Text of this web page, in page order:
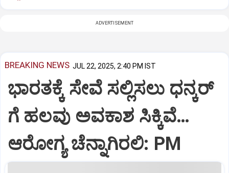
ADVERTISEMENT
BREAKING NEWS JUL 22, 2025, 2:40 PM IST
ಭಾರತಕ್ಕೆ ಸೇವೆ ಸಲ್ಲಿಸಲು ಧನ್ಕರ್‌
ಗೆ ಹಲವು ಅವಕಾಶ ಸಿಕ್ಕಿವೆ…
ಆರೋಗ್ಯ ಚೆನ್ನಾಗಿರಲಿ: PM